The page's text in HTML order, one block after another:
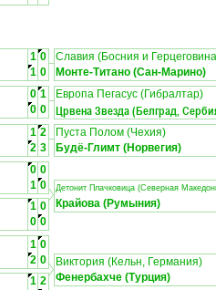
1 0
1 0
Славия (Босния и
Монте-Титано (Сан-Марино)
0 1
0 0
Европа Пегасус (Гибралтар)
Црвена Звезда (Белград,
1 2
2 3
Пуста Полом (Чехия)
Будё-Глимт (Норвегия)
0 0
1 0
1 0
0 0
Детонит Плачковица (Северная
Крайова (Румыния)
1 0
2 0
1 2
Виктория (Кельн, Германия)
Фенербахче (Турция)